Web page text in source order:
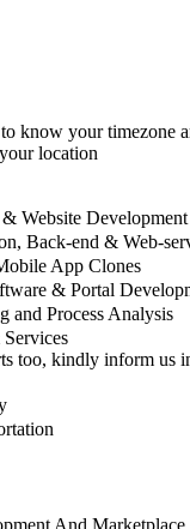
know your timezone
location
Website Development
Back-end & Web-
App Clones
& Portal
and Process Analysis
too, kindly inform us